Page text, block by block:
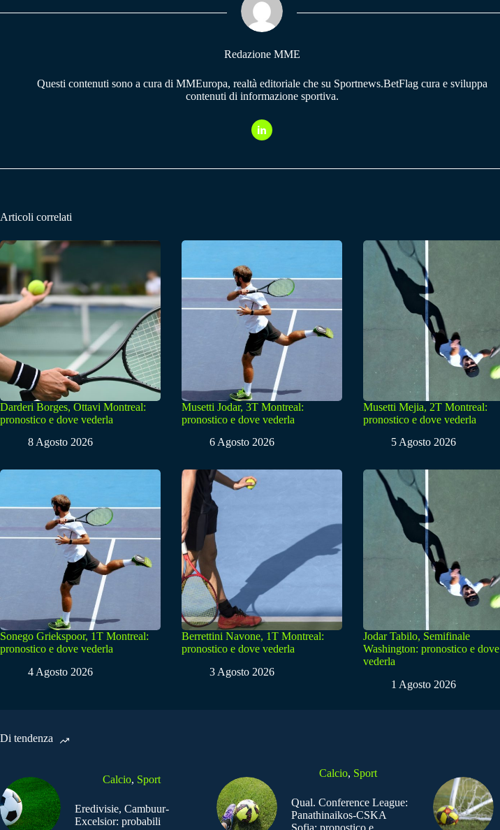
pp m
Redazione MME
Questi contenuti sono a cura di MMEuropa, realtà editoriale che su Sportnews.BetFlag cura e sviluppa
contenuti di informazione sportiva.
Articoli correlati
Darderi Borges, Ottavi Montreal:
pronostico e dove vederla
8 Agosto 2026
Musetti Jodar, 3T Montreal:
pronostico e dove vederla
6 Agosto 2026
Musetti Mejia, 2T Montreal:
pronostico e dove vederla
5 Agosto 2026
Sonego Griekspoor, 1T Montreal:
pronostico e dove vederla
4 Agosto 2026
Berrettini Navone, 1T Montreal:
pronostico e dove vederla
3 Agosto 2026
Jodar Tabilo, Semifinale
Washington: pronostico e dove
vederla
1 Agosto 2026
Di tendenza
Calcio, Sport
Eredivisie, Cambuur-
Excelsior: probabili
Calcio, Sport
Qual. Conference League:
Panathinaikos-CSKA